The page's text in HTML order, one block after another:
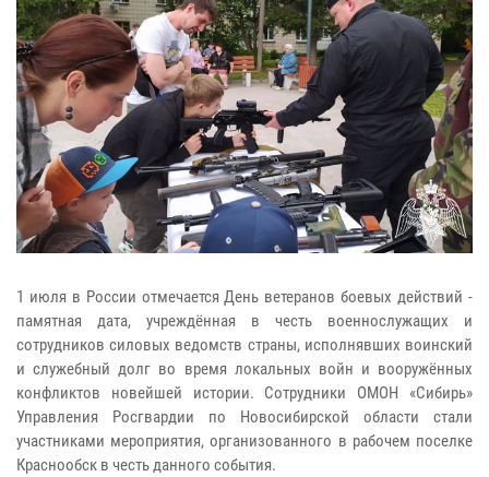
1 июля в России отмечается День ветеранов боевых действий -
памятная дата, учреждённая в честь военнослужащих и
сотрудников силовых ведомств страны, исполнявших воинский
и служебный долг во время локальных войн и вооружённых
конфликтов новейшей истории. Сотрудники ОМОН «Сибирь»
Управления Росгвардии по Новосибирской области стали
участниками мероприятия, организованного в рабочем поселке
Краснообск в честь данного события.